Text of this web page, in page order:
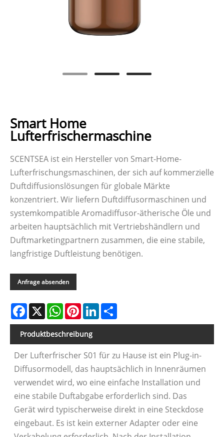
Smart Home
Lufterfrischermaschine
SCENTSEA ist ein Hersteller von Smart-Home-
Lufterfrischungsmaschinen, der sich auf kommerzielle
Duftdiffusionslösungen für globale Märkte
konzentriert. Wir liefern Duftdiffusormaschinen und
systemkompatible Aromadiffusor-ätherische Öle und
arbeiten hauptsächlich mit Vertriebshändlern und
Duftmarketingpartnern zusammen, die eine stabile,
langfristige Duftleistung benötigen.
Anfrage absenden
Facebook
X WhatsAppPinterestLinkedIn
Produktbeschreibung
Der Lufterfrischer S01 für zu Hause ist ein Plug-in-
Diffusormodell, das hauptsächlich in Innenräumen
verwendet wird, wo eine einfache Installation und
eine stabile Duftabgabe erforderlich sind. Das
Gerät wird typischerweise direkt in eine Steckdose
eingebaut. Es ist kein externer Adapter oder eine